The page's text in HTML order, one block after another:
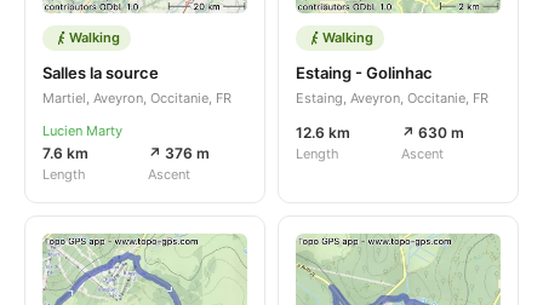
Walking
Salles la source
Martiel, Aveyron, Occitanie, FR
Lucien Marty
7.6 km
Length
↗ 376 m
Ascent
Walking
Estaing - Golinhac
Estaing, Aveyron, Occitanie, FR
12.6 km
Length
↗ 630 m
Ascent